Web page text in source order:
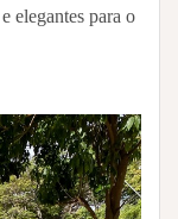
elegantes para o